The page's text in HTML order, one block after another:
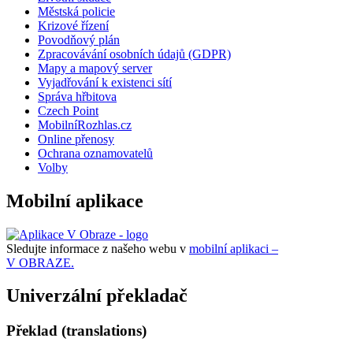
Městská policie
Krizové řízení
Povodňový plán
Zpracovávání osobních údajů (GDPR)
Mapy a mapový server
Vyjadřování k existenci sítí
Správa hřbitova
Czech Point
MobilníRozhlas.cz
Online přenosy
Ochrana oznamovatelů
Volby
Mobilní aplikace
Sledujte informace z našeho webu v mobilní aplikaci –
V OBRAZE.
Univerzální překladač
Překlad (translations)